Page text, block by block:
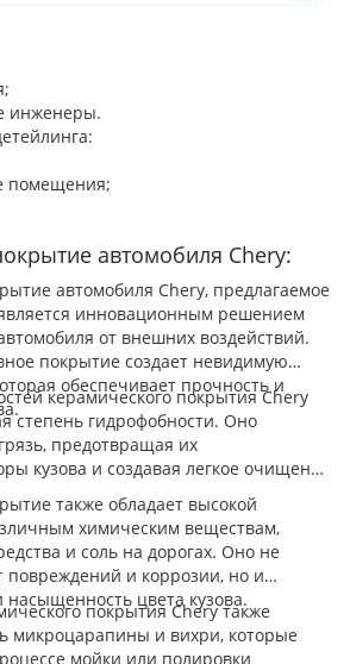
инженеры.
помещения;
автомобиля Chery:
автомобиля Chery, предлагаемое
инновационным решением
от внешних воздействий.
покрытие создает невидимую
обеспечивает прочность и
керамического покрытия Chery
степень гидрофобности. Оно
предотвращая их
кузова и создавая легкое очищение
также обладает высокой
химическим веществам,
и соль на дорогах. Оно не
повреждений и коррозии, но и
насыщенность цвета кузова.
покрытия Chery также
микроцарапины и вихри, которые
мойки или полировки